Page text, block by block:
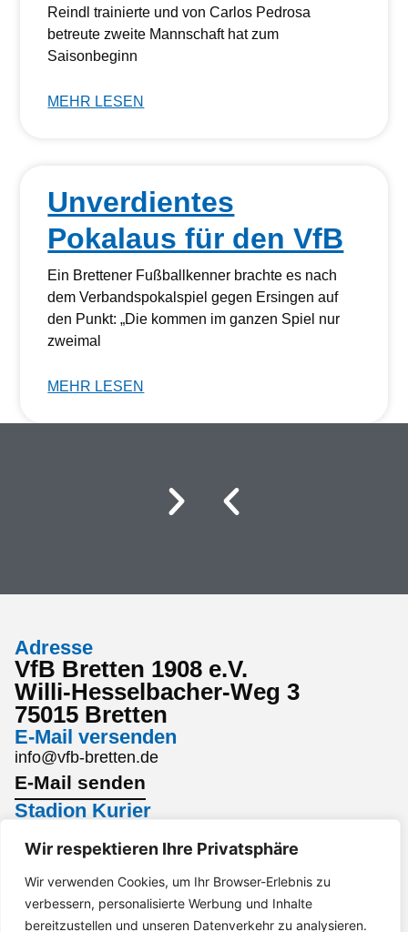
Wir respektieren Ihre Privatsphäre
Wir verwenden Cookies, um Ihr Browser-Erlebnis zu
verbessern, personalisierte Werbung und Inhalte
bereitzustellen und unseren Datenverkehr zu analysieren.
Reindl trainierte und von Carlos Pedrosa
betreute zweite Mannschaft hat zum
Saisonbeginn
MEHR LESEN
Unverdientes
Pokalaus für den VfB
Ein Brettener Fußballkenner brachte es nach
dem Verbandspokalspiel gegen Ersingen auf
den Punkt: „Die kommen im ganzen Spiel nur
zweimal
MEHR LESEN
Adresse
VfB Bretten 1908 e.V.
Willi-Hesselbacher-Weg 3
75015 Bretten
E-Mail versenden
info@vfb-bretten.de
E-Mail senden
Stadion Kurier
Stadion Kurier
Interesse an einem Sponsoring?
Gerne per Mail an marketing@vfb-bretten.de.